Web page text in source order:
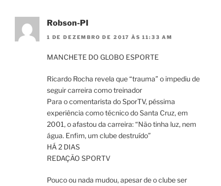
Robson-PI
1 DE DEZEMBRO DE 2017 ÀS 11:33 AM
MANCHETE DO GLOBO ESPORTE
Ricardo Rocha revela que “trauma” o impediu de
seguir carreira como treinador
Para o comentarista do SporTV, péssima
experiência como técnico do Santa Cruz, em
2001, o afastou da carreira: “Não tinha luz, nem
água. Enfim, um clube destruído”
HÁ 2 DIAS
REDAÇÃO SPORTV
Pouco ou nada mudou, apesar de o clube ser